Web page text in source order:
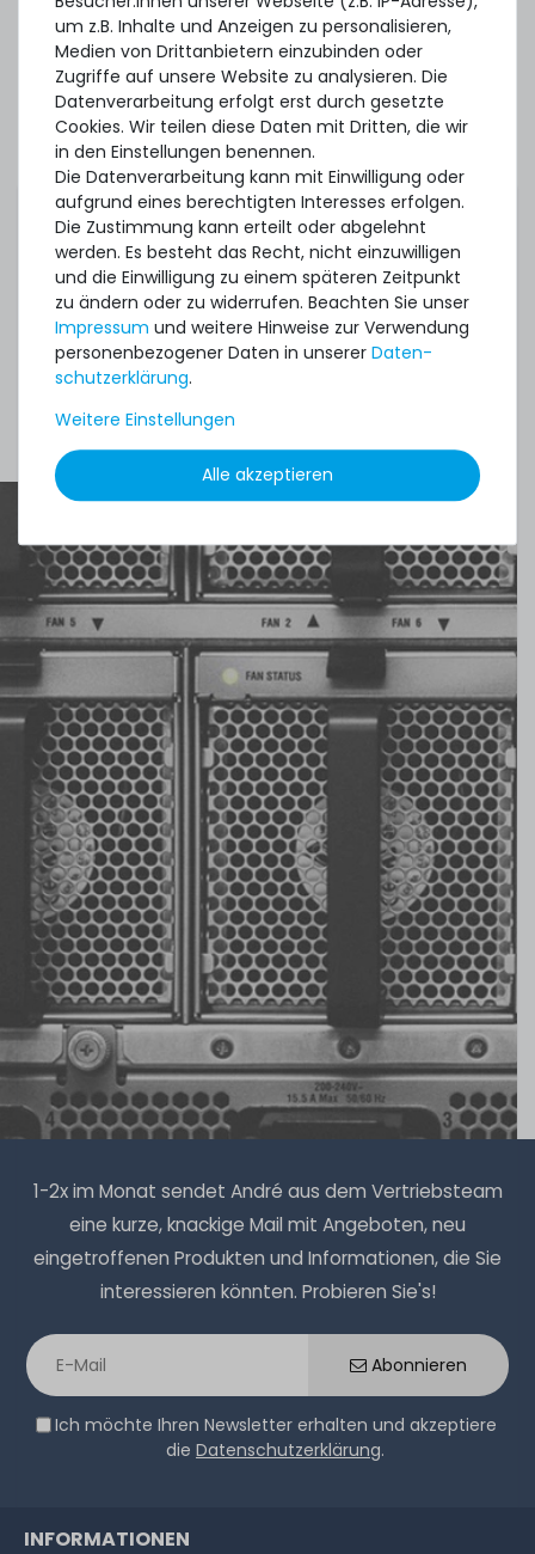
2,99 € *
1.5Gramm | 1.993,33 € / Kilogramm
Thermal Grizzly Aeronaut Wärmeleitpaste / Thermal
Paste - 1.5ml Tube - TG-A-015-R
32Stück sofort lieferbar
1-2 Tage*
6,90 € *
3.9 Gramm| 1.769,23 € / Kilogramm
Paste - 2g Tube - TG-D-002-R
7Stück sofort lieferbar
1-2 Tage*
9,90 € *
2Gramm| 4.950,00 € / Kilogramm
Thermal Grizzly Reinigungstücher / Cleaning Wipes (20x
Nasstuch, 20x Trockentuch) - TG-CW-10
20Stück sofort lieferbar
1-2 Tage*
8,90 € *
1Stück
Thermal Grizzly Duronaut Wärmeleitpaste / Thermal
Paste - 6g Tube - TG-D-006-R
1-2 Tage*
17,90 € *
Mehr Zubehör anzeigen
1-2x im Monat sendet André aus dem Vertriebsteam
eine kurze, knackige Mail mit Angeboten, neu
eingetroffenen Produkten und Informationen, die Sie
interessieren könnten. Probieren Sie's!
Abonnieren
Ich möchte Ihren Newsletter erhalten und akzeptiere
die Datenschutzerklärung.
um z.B. Inhalte und Anzeigen zu personalisieren,
Medien von Drittanbietern einzubinden oder
Zugriffe auf unsere Website zu analysieren. Die
Datenverarbeitung erfolgt erst durch gesetzte
Cookies. Wir teilen diese Daten mit Dritten, die wir
in den Einstellungen benennen.
Die Datenverarbeitung kann mit Einwilligung oder
aufgrund eines berechtigten Interesses erfolgen.
Die Zustimmung kann erteilt oder abgelehnt
werden. Es besteht das Recht, nicht einzuwilligen
und die Einwilligung zu einem späteren Zeitpunkt
zu ändern oder zu widerrufen. Beachten Sie unser
Impressum und weitere Hinweise zur Verwendung
personenbezogener Daten in unserer Daten­
schutz­erklärung.
Weitere Einstellungen
Alle akzeptieren
INFORMATIONEN